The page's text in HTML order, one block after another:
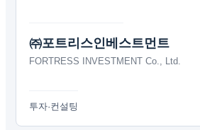
㈜포트리스인베스트먼트
FORTRESS INVESTMENT Co., Ltd.
투자·컨설팅